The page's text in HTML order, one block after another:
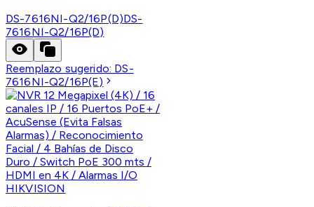
DS-7616NI-Q2/16P(D)DS-
7616NI-Q2/16P(D)
Reemplazo sugerido: DS-
7616NI-Q2/16P(E)
HIKVISION